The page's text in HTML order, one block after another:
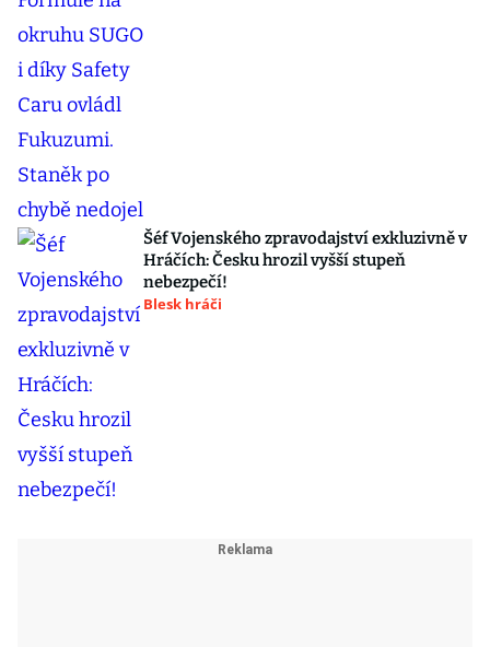
Šéf Vojenského zpravodajství exkluzivně v
Hráčích: Česku hrozil vyšší stupeň
nebezpečí!
Blesk hráči